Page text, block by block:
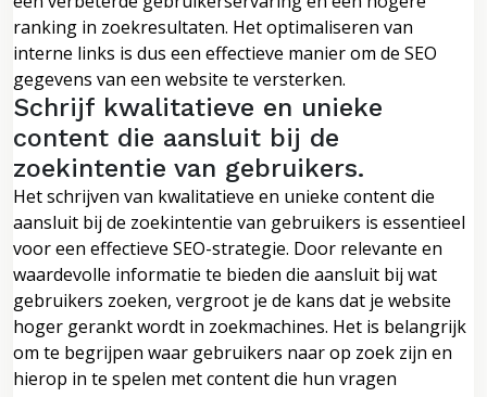
ranking in zoekresultaten. Het optimaliseren van
interne links is dus een effectieve manier om de SEO
gegevens van een website te versterken.
Schrijf kwalitatieve en unieke
content die aansluit bij de
zoekintentie van gebruikers.
Het schrijven van kwalitatieve en unieke content die
aansluit bij de zoekintentie van gebruikers is essentieel
voor een effectieve SEO-strategie. Door relevante en
waardevolle informatie te bieden die aansluit bij wat
gebruikers zoeken, vergroot je de kans dat je website
hoger gerankt wordt in zoekmachines. Het is belangrijk
om te begrijpen waar gebruikers naar op zoek zijn en
hierop in te spelen met content die hun vragen